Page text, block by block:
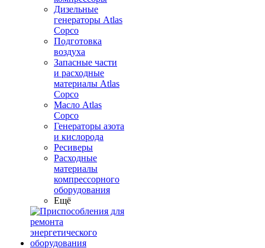
Дизельные
генераторы Atlas
Copco
Подготовка
воздуха
Запасные части
и расходные
материалы Atlas
Copco
Масло Atlas
Copco
Генераторы азота
и кислорода
Ресиверы
Расходные
материалы
компрессорного
оборудования
Ещё